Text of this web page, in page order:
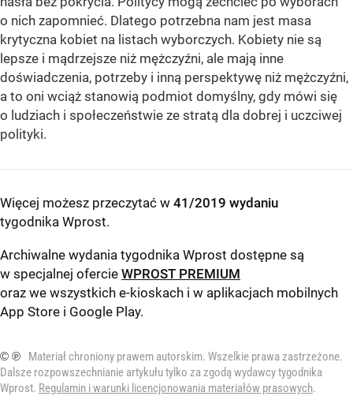
o nich zapomnieć. Dlatego potrzebna nam jest masa
krytyczna kobiet na listach wyborczych. Kobiety nie są
lepsze i mądrzejsze niż mężczyźni, ale mają inne
doświadczenia, potrzeby i inną perspektywę niż mężczyźni,
a to oni wciąż stanowią podmiot domyślny, gdy mówi się
o ludziach i społeczeństwie ze stratą dla dobrej i uczciwej
polityki.
Więcej możesz przeczytać w 41/2019 wydaniu
tygodnika Wprost.
Archiwalne wydania tygodnika Wprost dostępne są
w specjalnej ofercie WPROST PREMIUM
oraz we wszystkich e-kioskach i w aplikacjach mobilnych
App Store i Google Play.
© ℗
Materiał chroniony prawem autorskim. Wszelkie prawa zastrzeżone.
Dalsze rozpowszechnianie artykułu tylko za zgodą wydawcy tygodnika
Wprost. Regulamin i warunki licencjonowania materiałów prasowych.